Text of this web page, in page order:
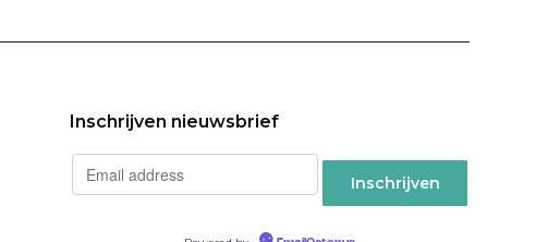
Inschrijven nieuwsbrief